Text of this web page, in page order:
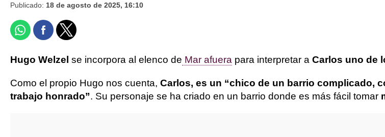
Publicado: 18 de agosto de 2025, 16:10
Hugo Welzel se incorpora al elenco de Mar afuera para interpretar a Carlos uno de
Como el propio Hugo nos cuenta, Carlos, es un “chico de un barrio complicado,
trabajo honrado”. Su personaje se ha criado en un barrio donde es más fácil tomar